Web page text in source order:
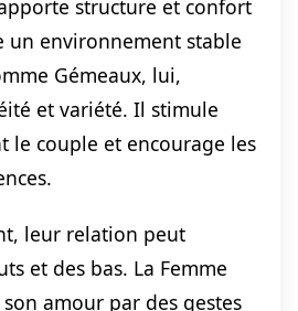
structure et confort
un environnement stable
Gémeaux, lui,
et variété. Il stimule
le couple et encourage les
leur relation peut
et des bas. La Femme
amour par des gestes